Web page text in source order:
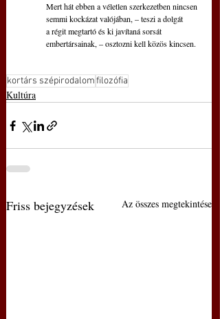
Mert hát ebben a véletlen szerkezetben nincsen
semmi kockázat valójában, – teszi a dolgát
a régit megtartó és ki javítaná sorsát
embertársainak, – osztozni kell közös kincsen.
kortárs szépirodalomfilozófia
Kultúra
Friss bejegyzések Az összes megtekintése